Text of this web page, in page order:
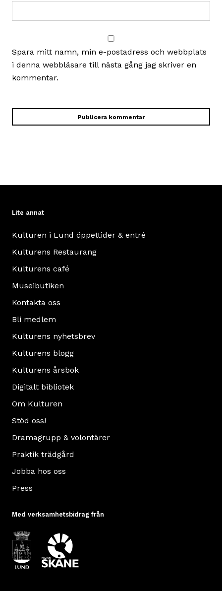
Spara mitt namn, min e-postadress och webbplats
i denna webbläsare till nästa gång jag skriver en
kommentar.
Lite annat
Kulturen i Lund öppettider & entré
Kulturens Restaurang
Kulturens café
Museibutiken
Kontakta oss
Bli medlem
Kulturens nyhetsbrev
Kulturens blogg
Kulturens årsbok
Digitalt bibliotek
Om Kulturen
Stöd oss!
Dramagrupp & volontärer
Praktik trädgård
Jobba hos oss
Press
Med verksamhetsbidrag från